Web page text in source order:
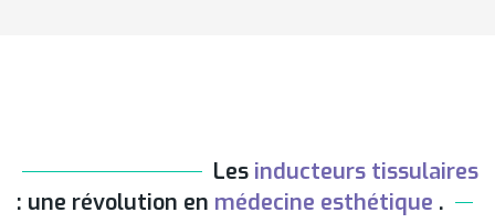
Les inducteurs tissulaires
: une révolution en médecine esthétique .